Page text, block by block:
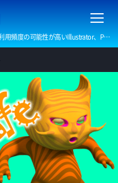
Adobe Creative Cloudの中でも特にCCライブラリの利用頻度の可能性が高いIllustrator、Photoshop、Captureを中心に、その使い方を解説します。